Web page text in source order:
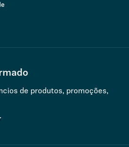
de produtos, promoções,